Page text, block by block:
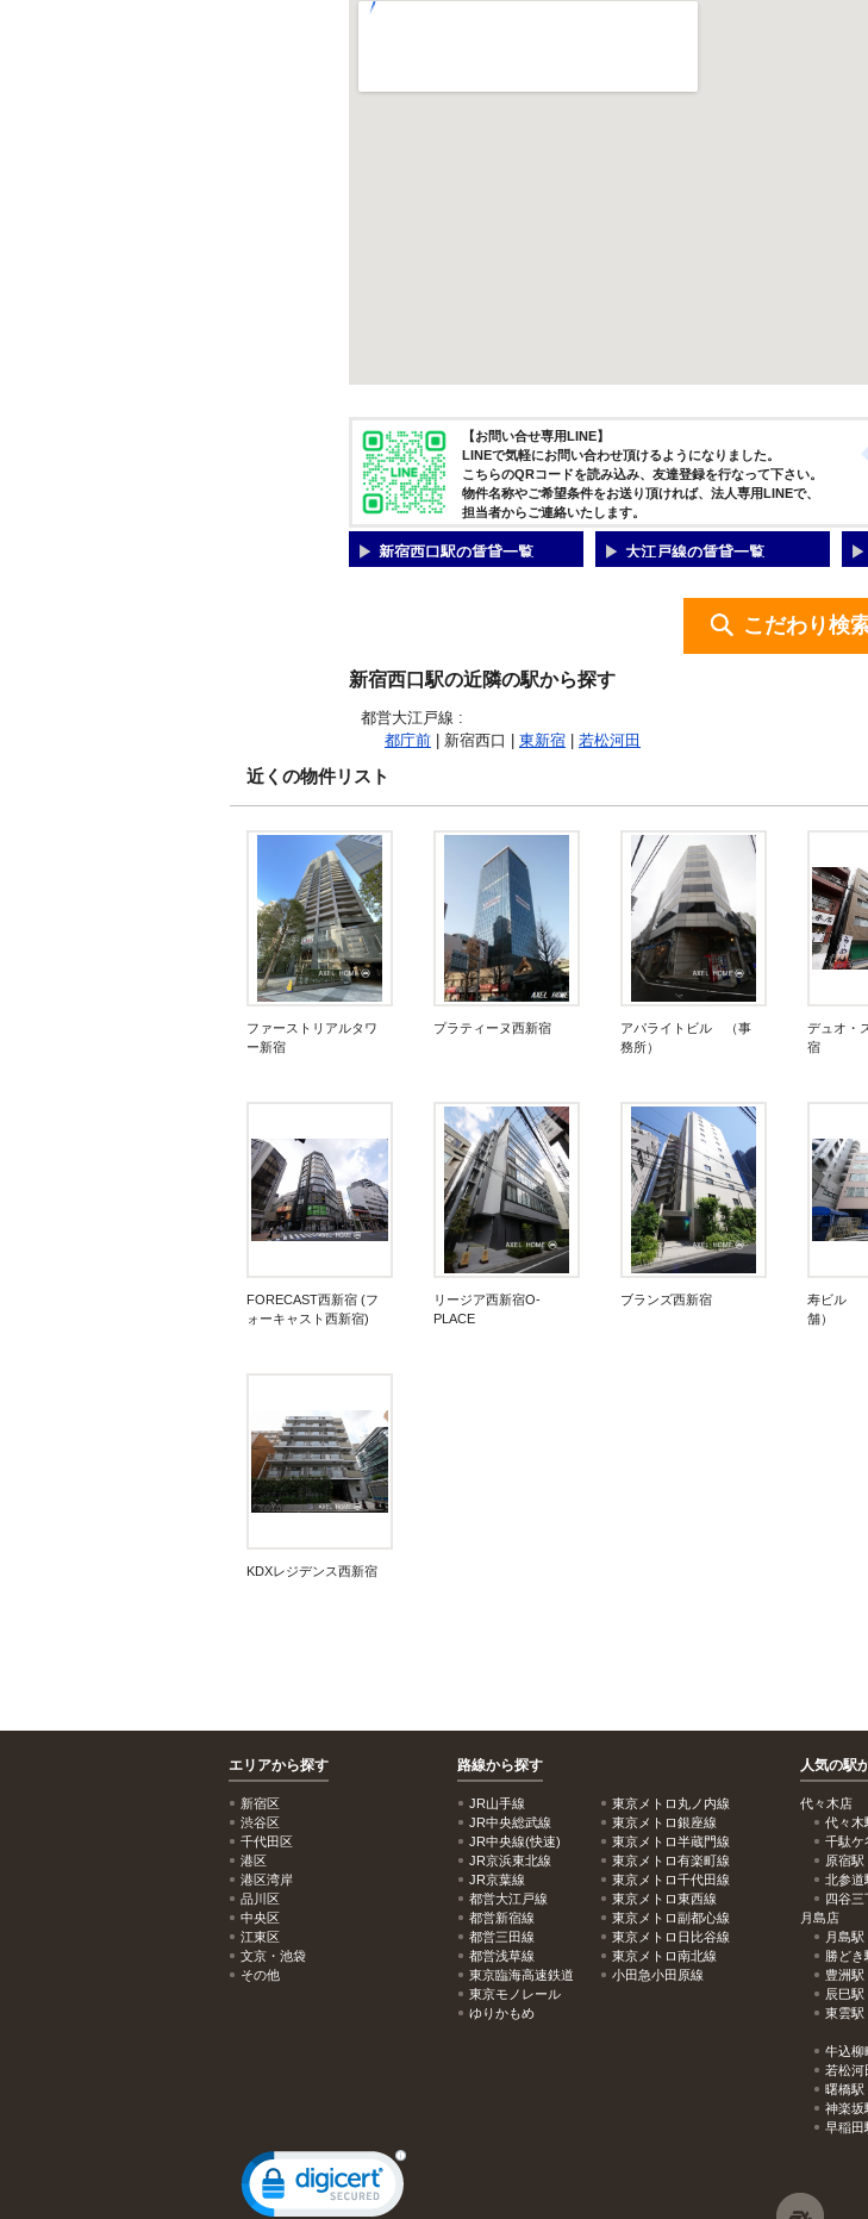
【お問い合せ専用LINE】
LINEで気軽にお問い合わせ頂けるようになりました。
こちらのQRコードを読み込み、友達登録を行なって下さい。
物件名称やご希望条件をお送り頂ければ、法人専用LINEで、
担当者からご連絡いたします。
新宿西口駅の賃貸一覧 大江戸線の賃貸一覧
こだわり検
新宿西口駅の近隣の駅から探す
都営大江戸線 :
都庁前 | 新宿西口 | 東新宿 若松河田
近くの物件リスト
ファーストリアルタワ
ー新宿
プラティーヌ西新宿
アパライトビル （事
務所）
デュオ・
宿
FORECAST西新宿 (フ
ォーキャスト西新宿)
リージア西新宿O-
PLACE
ブランズ西新宿
寿ビル
舗）
KDXレジデンス西新宿
エリアから探す
新宿区
渋谷区
千代田区
港区
港区湾岸
品川区
中央区
江東区
文京・池袋
その他
路線から探す
JR山手線
JR中央総武線
JR中央線(快速)
JR京浜東北線
JR京葉線
都営大江戸線
都営新宿線
都営三田線
都営浅草線
東京臨海高速鉄道
東京モノレール
ゆりかもめ
東京メトロ丸ノ内線
東京メトロ銀座線
東京メトロ半蔵門線
東京メトロ有楽町線
東京メトロ千代田線
東京メトロ東西線
東京メトロ副都心線
東京メトロ日比谷線
東京メトロ南北線
小田急小田原線
人気の駅
代々木店
代々木
千駄ケ
原宿駅
北参道
四谷三
月島店
月島駅
勝どき
豊洲駅
辰巳駅
東雲駅
牛込柳
若松河
曙橋駅
神楽坂
早稲田